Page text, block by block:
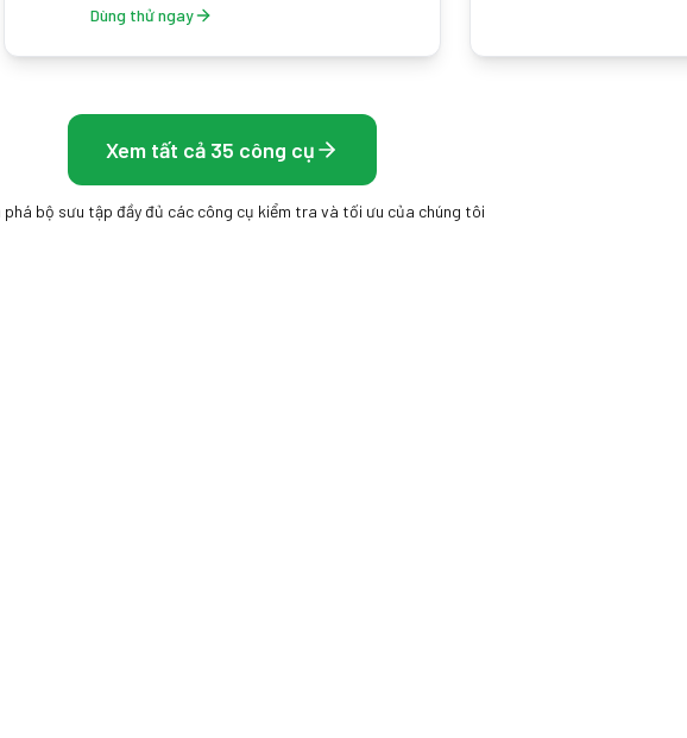
Dùng thử ngay
Xem tất cả 35 công cụ
phá bộ sưu tập đầy đủ các công cụ kiểm tra và tối ưu của chúng tôi